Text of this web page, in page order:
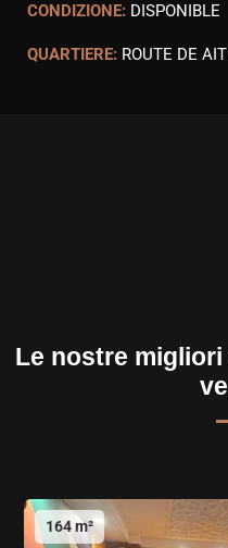
CONDIZIONE: DISPONIBLE
QUARTIERE: ROUTE DE
Le nostre
164 m²